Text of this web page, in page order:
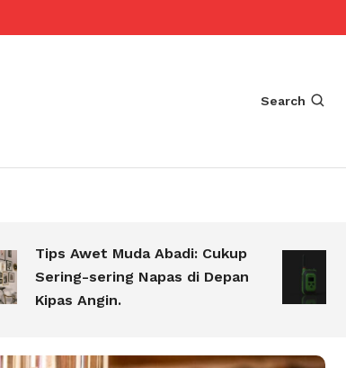
Search
Tips Awet Muda Abadi: Cukup
Sering-sering Napas di Depan
Kipas Angin.